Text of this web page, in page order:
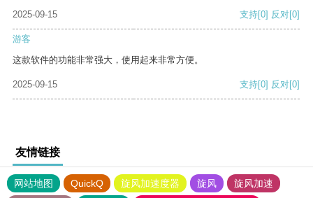
2025-09-15 支持[0] 反对[0]
游客
这款软件的功能非常强大，使用起来非常方便。
2025-09-15 支持[0] 反对[0]
友情链接
网站地图 QuickQ 旋风加速度器 旋风
旋风加速